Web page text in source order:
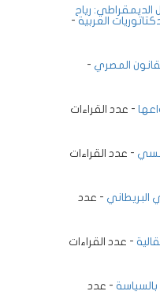
الديمقراطي: رياح
العربية -
المصري -
- عدد القراءات
- عدد القراءات
البريطاني - عدد
- عدد القراءات
- عدد